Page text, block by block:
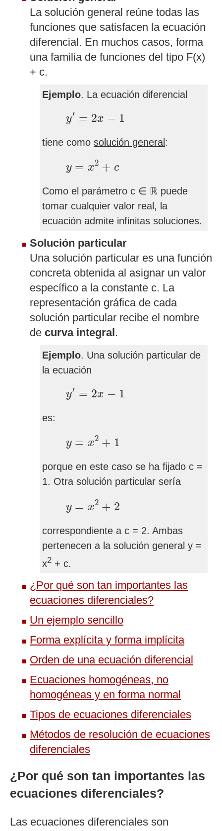
La solución general reúne todas las
funciones que satisfacen la ecuación
diferencial. En muchos casos, forma
una familia de funciones del tipo F(x)
+ c.
Ejemplo. La ecuación diferencial
y′ = 2x − 1
y 2x
tiene como solución general :
y = x2 + c
2+
Como el parámetro c ∈ ℝ puede
tomar cualquier valor real, la
ecuación admite infinitas soluciones.
Solución particular
Una solución particular es una función
concreta obtenida al asignar un valor
específico a la constante c. La
representación gráfica de cada
solución particular recibe el nombre
de curva integral.
Ejemplo. Una solución particular de
la ecuación
y′ = 2x − 1
y 2x
es:
y = x2 + 1
2
porque en este caso se ha fijado c =
1. Otra solución particular sería
y = x2 + 2
2
correspondiente a c = 2. Ambas
pertenecen a la solución general y =
x2 + c.
¿Por qué son tan importantes las
ecuaciones diferenciales?
Un ejemplo sencillo
Forma explícita y forma implícita
Orden de una ecuación diferencial
Ecuaciones homogéneas, no
homogéneas y en forma normal
Tipos de ecuaciones diferenciales
Métodos de resolución de ecuaciones
diferenciales
¿Por qué son tan importantes las
ecuaciones diferenciales?
Las ecuaciones diferenciales son